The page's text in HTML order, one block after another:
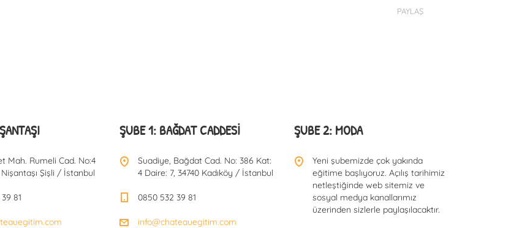
PAYLAŞ
Mah. Rumeli Cad. No:4
Şişli / İstanbul
81
ŞUBE 1: BAĞDAT CADDESI
Suadiye, Bağdat Cad. No: 386 Kat:
4 Daire: 7, 34740 Kadıköy / İstanbul
0850 532 39 81
info@chateauegitim.com
ŞUBE 2: MODA
Yeni şubemizde çok yakında
eğitime başlıyoruz. Açılış tarihimiz
netleştiğinde web sitemiz ve
sosyal medya kanallarımız
üzerinden sizlerle paylaşılacaktır.